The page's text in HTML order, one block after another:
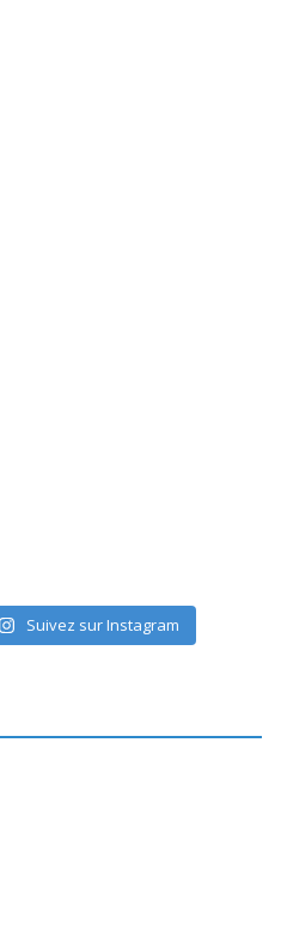
Suivez sur Instagram